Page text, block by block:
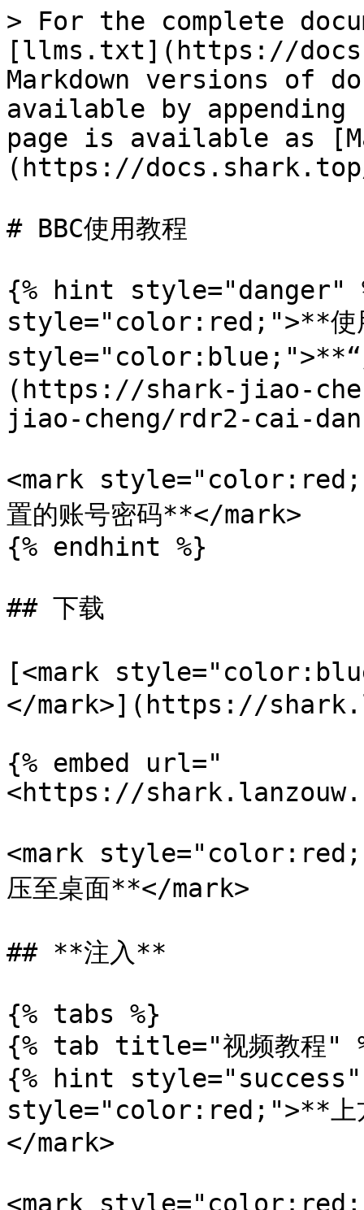
> For the complete
[llms.txt](https://
Markdown versions of
available by
page is available as
(https://
# BBC使用教程
{% hint style="danger"
style="color:red;">**使
style="color:blue;">**“
(https://shark-jiao-
jiao-cheng/rdr2-cai-
<mark
置的账号密码**</mark>
{% endhint %}
## 下载
[<mark
</mark>](https://
{% embed url="
<https://
<mark
压至桌面**</mark>
## **注入**
{% tabs %}
{% tab title="视频教程"
{% hint style="success"
style="color:red;">**上方
</mark>
<mark